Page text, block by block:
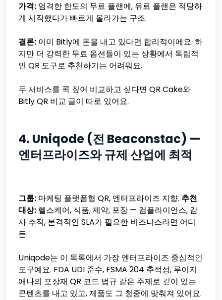
가격: 엄격한 한도의 무료 플랜에, 유료 플랜은 적당하
게 시작했다가 빠르게 올라가는 구조.
결론: 이미 Bitly에 돈을 내고 있다면 합리적이에요. 하
지만 더 강력한 무료 옵션들이 있는 상황에서 독립적
인 QR 도구로 추천하기는 어려워요.
두 서비스를 콕 짚어 비교하고 싶다면 QR Cake와
Bitly QR 비교 글이 따로 있어요.
4. Uniqode (전 Beaconstac) —
엔터프라이즈와 규제 산업에 최적
그룹: 마케팅 플랫폼형 QR, 엔터프라이즈 지향. 추천
대상: 헬스케어, 식품, 제약, 포장 — 컴플라이언스, 감
사 추적, 본격적인 SLA가 필요한 비즈니스라면 어디
든.
Uniqode는 이 목록에서 가장 엔터프라이즈 중심적인
도구예요. FDA UDI 준수, FSMA 204 추적성, 루이지
애나의 포장재 QR 코드 법규 같은 주제로 깊이 있는
콘텐츠를 내고 있고, 제품도 그 청중에 맞춰져 있어요.